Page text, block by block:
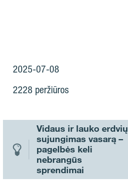
2025-07-08
2228 peržiūros
Vidaus ir lauko erdvių
sujungimas vasarą –
pagelbės keli
nebrangūs
sprendimai